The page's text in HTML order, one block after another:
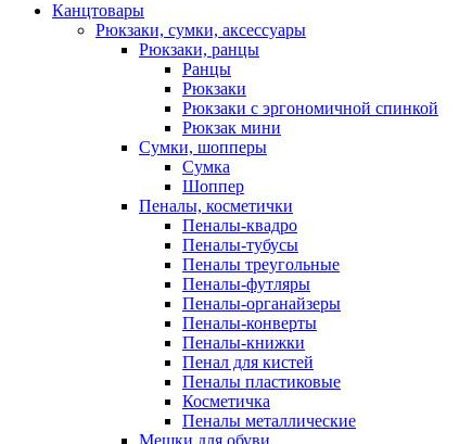
Канцтовары
Рюкзаки, сумки, аксессуары
Рюкзаки, ранцы
Ранцы
Рюкзаки
Рюкзаки с эргономичной спинкой
Рюкзак мини
Сумки, шопперы
Сумка
Шоппер
Пеналы, косметички
Пеналы-квадро
Пеналы-тубусы
Пеналы треугольные
Пеналы-футляры
Пеналы-органайзеры
Пеналы-конверты
Пеналы-книжки
Пенал для кистей
Пеналы пластиковые
Косметичка
Пеналы металлические
Мешки для обуви